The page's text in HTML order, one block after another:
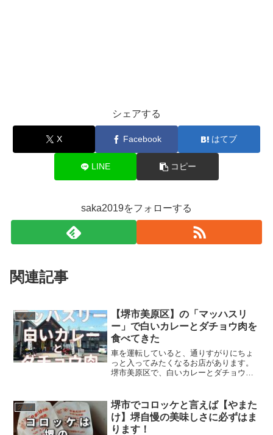
シェアする
X Facebook はてブ
LINE コピー
saka2019をフォローする
関連記事
グルメ
【堺市美原区】の「マッハスリ
ー」で白いカレーとダチョウ肉を
食べてきた
車を運転していると、通りすがりにちょ
っと入ってみたくなるお店があります。
堺市美原区で、白いカレーとダチョウ肉
グハウス風の個性的なカフェレストラン
で、店先にはバイクがたく...
グルメ
堺市でコロッケと言えば【やまた
け】堺自慢の美味しさに必ずはま
ります！